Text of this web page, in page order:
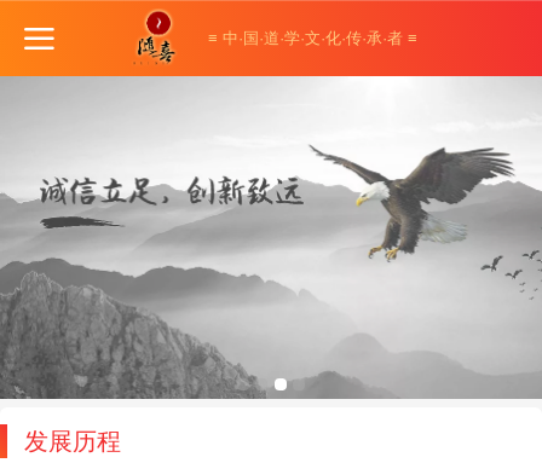
≡ 中·国·道·学·文·化·传·承·者 ≡
发展历程